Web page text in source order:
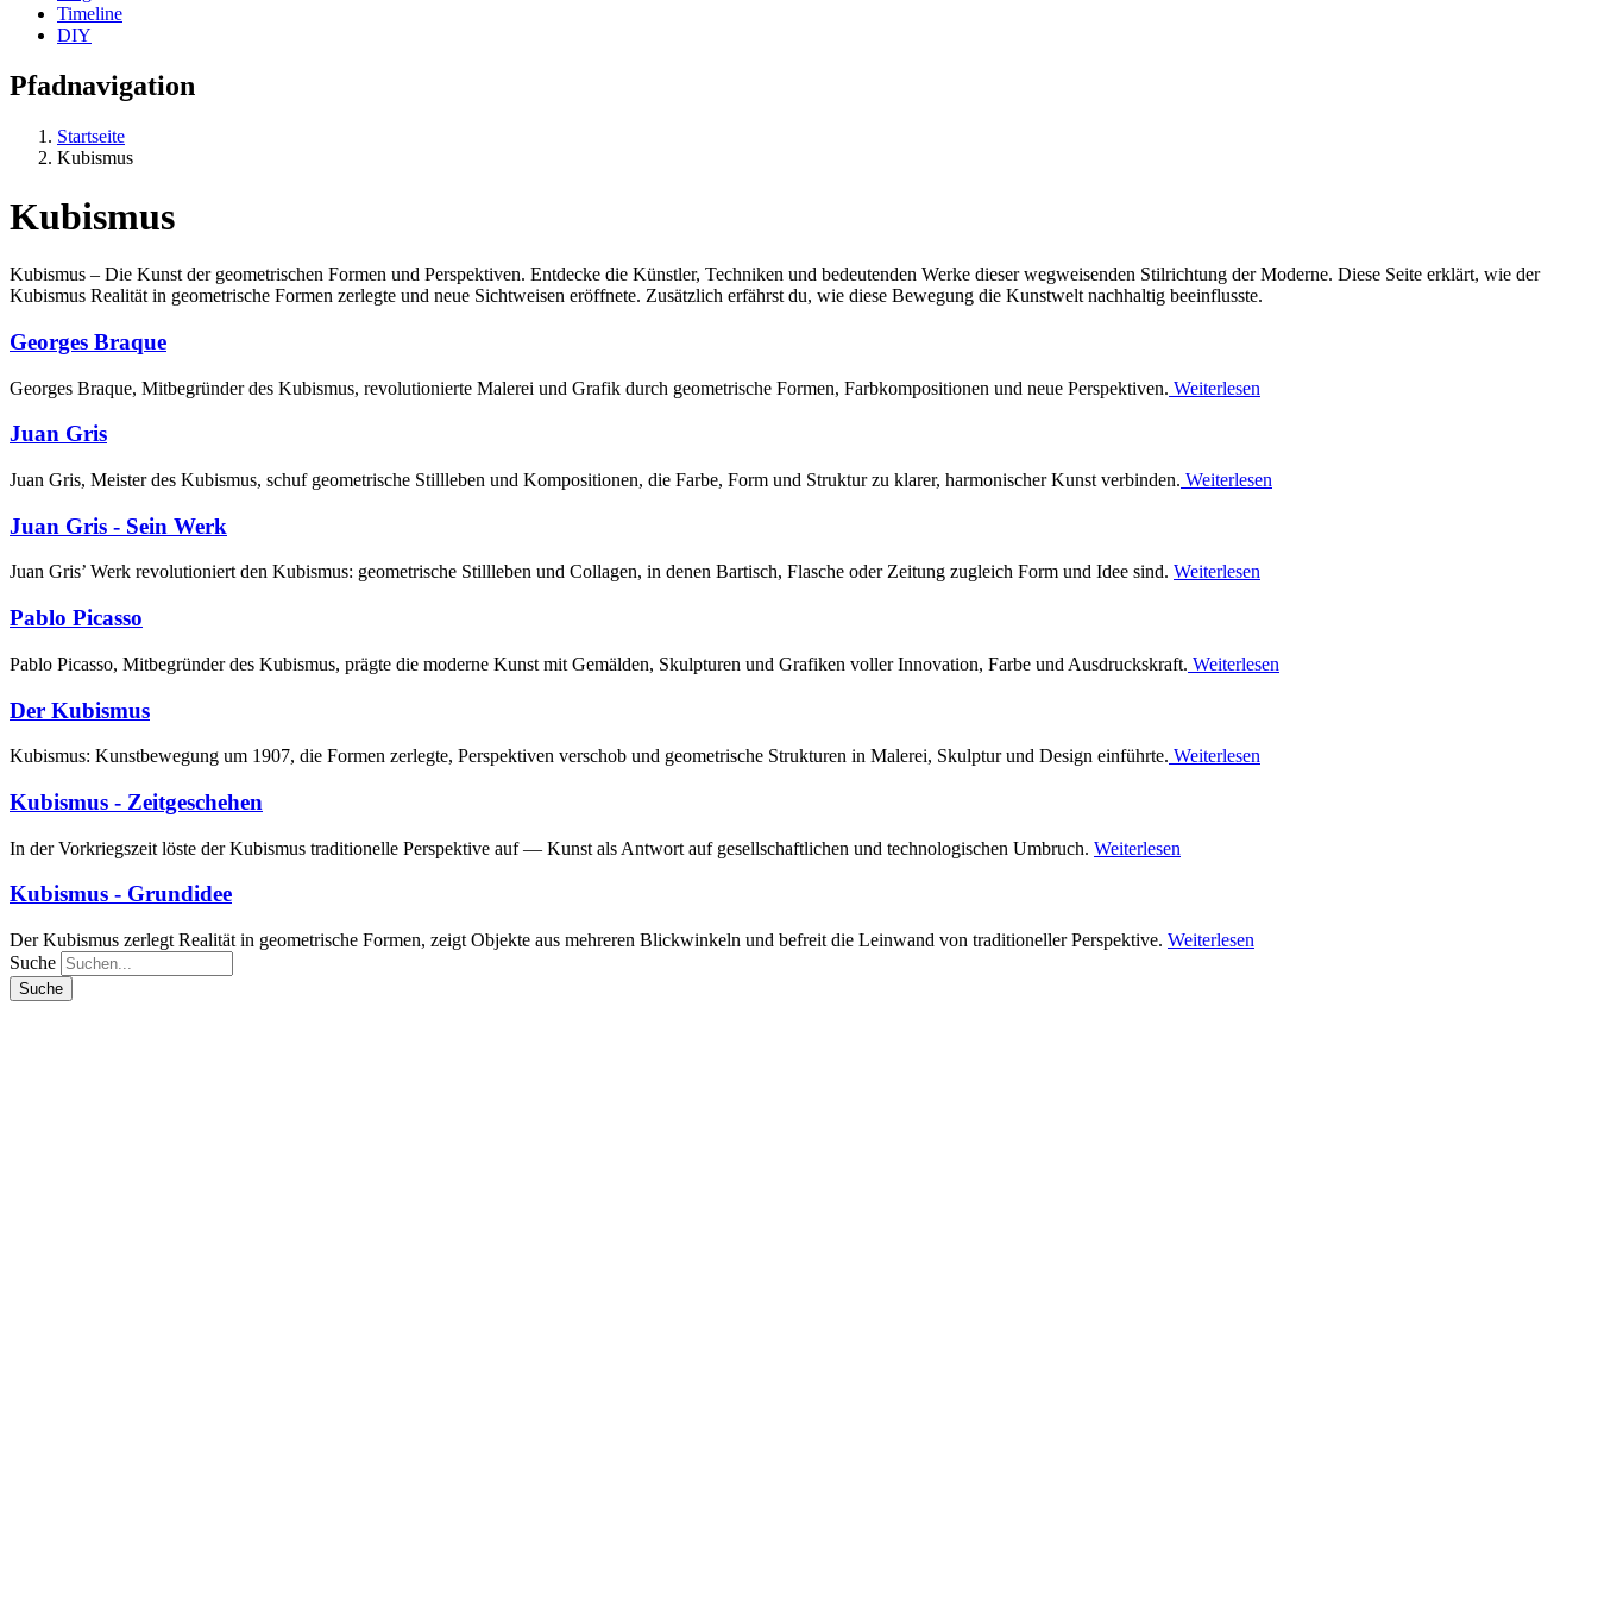
Timeline
DIY
Pfadnavigation
Startseite
Kubismus
Kubismus
Kubismus – Die Kunst der geometrischen Formen und Perspektiven. Entdecke die Künstler, Techniken und bedeutenden Werke dieser wegweisenden Stilrichtung der Moderne. Diese Seite erklärt, wie der
Kubismus Realität in geometrische Formen zerlegte und neue Sichtweisen eröffnete. Zusätzlich erfährst du, wie diese Bewegung die Kunstwelt nachhaltig beeinflusste.
Georges Braque
Georges Braque, Mitbegründer des Kubismus, revolutionierte Malerei und Grafik durch geometrische Formen, Farbkompositionen und neue Perspektiven. Weiterlesen
Juan Gris
Juan Gris, Meister des Kubismus, schuf geometrische Stillleben und Kompositionen, die Farbe, Form und Struktur zu klarer, harmonischer Kunst verbinden. Weiterlesen
Juan Gris - Sein Werk
Juan Gris’ Werk revolutioniert den Kubismus: geometrische Stillleben und Collagen, in denen Bartisch, Flasche oder Zeitung zugleich Form und Idee sind. Weiterlesen
Pablo Picasso
Pablo Picasso, Mitbegründer des Kubismus, prägte die moderne Kunst mit Gemälden, Skulpturen und Grafiken voller Innovation, Farbe und Ausdruckskraft. Weiterlesen
Der Kubismus
Kubismus: Kunstbewegung um 1907, die Formen zerlegte, Perspektiven verschob und geometrische Strukturen in Malerei, Skulptur und Design einführte. Weiterlesen
Kubismus - Zeitgeschehen
In der Vorkriegszeit löste der Kubismus traditionelle Perspektive auf — Kunst als Antwort auf gesellschaftlichen und technologischen Umbruch. Weiterlesen
Kubismus - Grundidee
Der Kubismus zerlegt Realität in geometrische Formen, zeigt Objekte aus mehreren Blickwinkeln und befreit die Leinwand von traditioneller Perspektive. Weiterlesen
Suche